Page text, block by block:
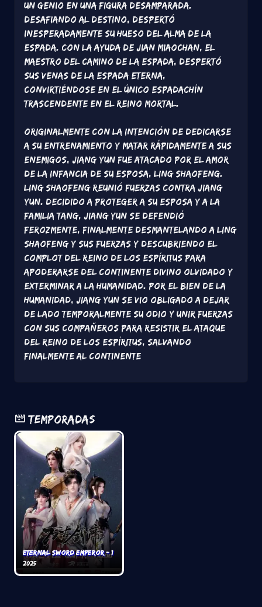
un genio en una figura desamparada.
Desafiando al destino, despertó
inesperadamente su Hueso del Alma de la
Espada. Con la ayuda de Jian Miaochan, el
maestro del camino de la espada, despertó
sus Venas de la Espada Eterna,
convirtiéndose en el único espadachín
trascendente en el Reino Mortal.
Originalmente con la intención de dedicarse
a su entrenamiento y matar rápidamente a sus
enemigos, Jiang Yun fue atacado por el amor
de la infancia de su esposa, Ling Shaofeng.
Ling Shaofeng reunió fuerzas contra Jiang
Yun. Decidido a proteger a su esposa y a la
familia Tang, Jiang Yun se defendió
ferozmente, finalmente desmantelando a Ling
Shaofeng y sus fuerzas y descubriendo el
complot del Reino de los Espíritus para
apoderarse del Continente Divino Olvidado y
exterminar a la humanidad. Por el bien de la
humanidad, Jiang Yun se vio obligado a dejar
de lado temporalmente su odio y unir fuerzas
con sus compañeros para resistir el ataque
del Reino de los Espíritus, salvando
finalmente al Continente
Temporadas
Eternal Sword Emperor - 1
2025